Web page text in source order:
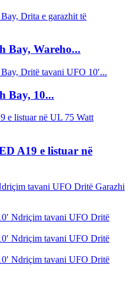
Bay, Wareho...
Bay, 10...
A19 e listuar në